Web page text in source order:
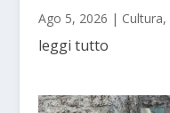
Ago 5, 2026 | Cultura,
leggi tutto